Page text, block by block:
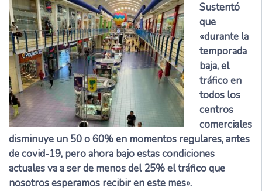
Sustentó
que
«durante la
temporada
baja, el
tráfico en
todos los
centros
comerciales
disminuye un 50 o 60% en momentos regulares, antes
de covid-19, pero ahora bajo estas condiciones
actuales va a ser de menos del 25% el tráfico que
nosotros esperamos recibir en este mes».